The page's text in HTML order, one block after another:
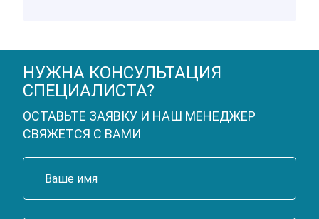
НУЖНА КОНСУЛЬТАЦИЯ
СПЕЦИАЛИСТА?
ОСТАВЬТЕ ЗАЯВКУ И НАШ МЕНЕДЖЕР
СВЯЖЕТСЯ С ВАМИ